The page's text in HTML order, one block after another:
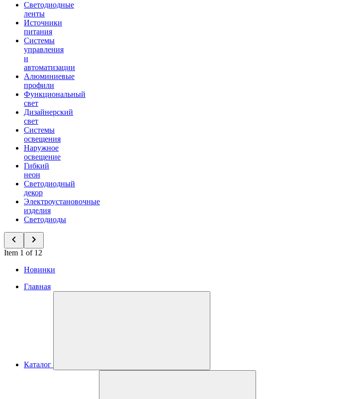
Светодиодные
ленты
Источники
питания
Системы
управления
и
автоматизации
Алюминиевые
профили
Функциональный
свет
Дизайнерский
свет
Системы
освещения
Наружное
освещение
Гибкий
неон
Светодиодный
декор
Электроустановочные
изделия
Светодиоды
Item 1 of 12
Новинки
Главная
Каталог